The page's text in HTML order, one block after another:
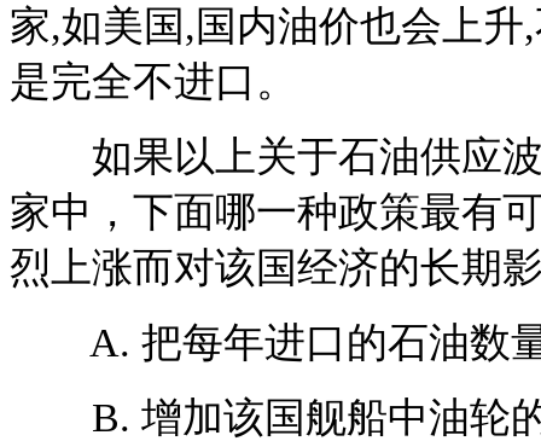
家,如美国,国内油价也会上
是完全不进口。
如果以上关于石油供应波
家中，下面哪一种政策最有
烈上涨而对该国经济的长期
A. 把每年进口的石油数
B. 增加该国舰船中油轮